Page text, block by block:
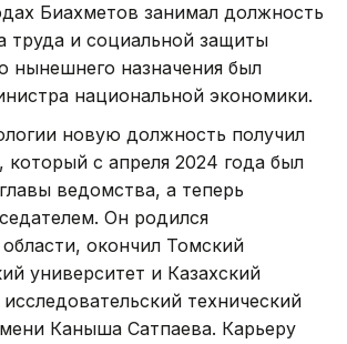
Биахметов занимал должность
труда и социальной защиты
нынешнего назначения был
национальной экономики.
новую должность получил
, который с апреля 2024 года был
ведомства, а теперь
Он родился
окончил Томский
университет и Казахский
технический
Каныша Сатпаева. Карьеру